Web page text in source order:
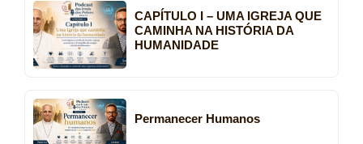
CAPÍTULO I – UMA IGREJA QUE
CAMINHA NA HISTÓRIA DA
HUMANIDADE
Permanecer Humanos